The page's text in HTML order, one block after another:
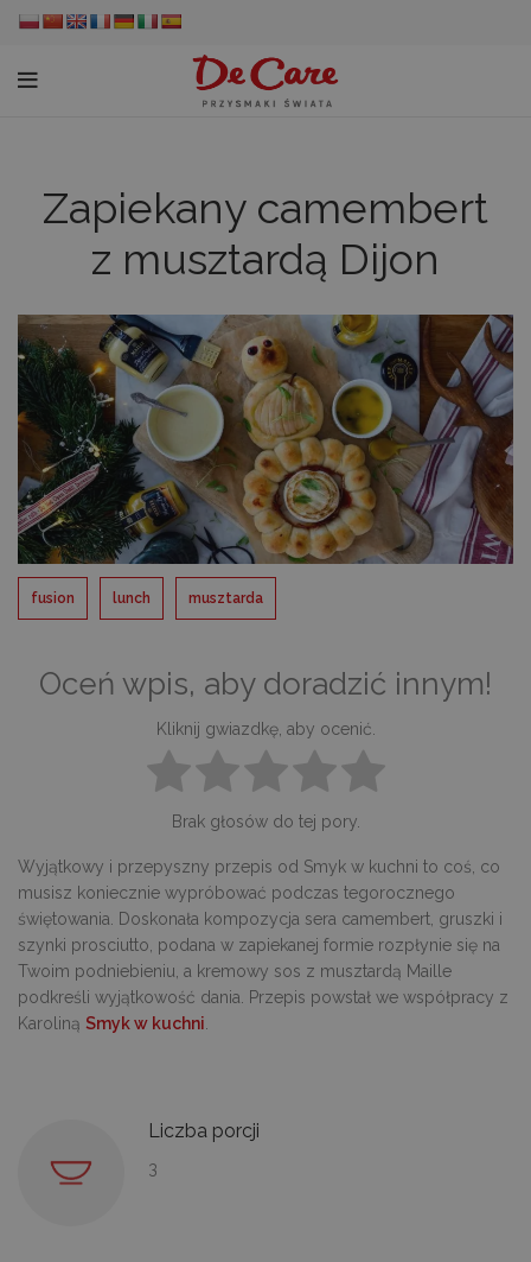
Zapiekany camembert
z musztardą Dijon
fusion lunch musztarda
Oceń wpis, aby doradzić innym!
Kliknij gwiazdkę, aby ocenić.
Brak głosów do tej pory.
Wyjątkowy i przepyszny przepis od Smyk w kuchni to coś, co
musisz koniecznie wypróbować podczas tegorocznego
świętowania. Doskonała kompozycja sera camembert, gruszki i
szynki prosciutto, podana w zapiekanej formie rozpłynie się na
Twoim podniebieniu, a kremowy sos z musztardą Maille
podkreśli wyjątkowość dania. Przepis powstał we współpracy z
Karoliną Smyk w kuchni
Liczba porcji
3